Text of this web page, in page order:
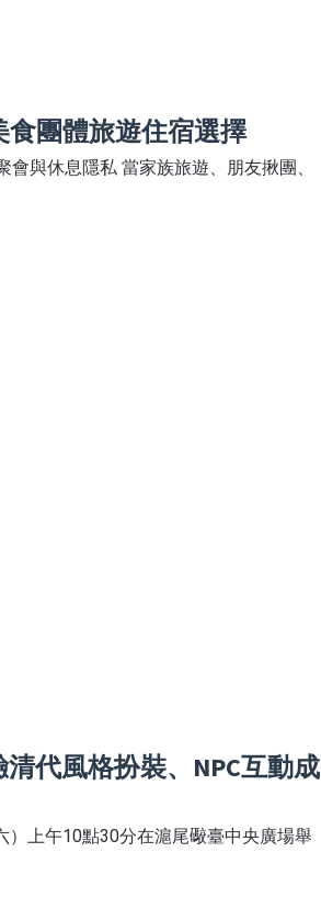
團體旅遊住宿選擇
與休息隱私 當家族旅遊、朋友揪團、
代風格扮裝、NPC互動成
上午10點30分在滬尾礮臺中央廣場舉